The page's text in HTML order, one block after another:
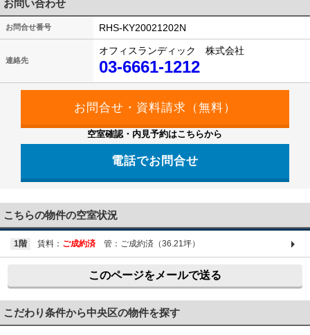
お問い合わせ
お問合せ番号 RHS-KY20021202N
連絡先
オフィスランディック 株式会社
03-6661-1212
空室確認・内見予約はこちらから
電話でお問合せ
こちらの物件の空室状況
1階 賃料： ご成約済 管：ご成約済（36.21坪）
このページをメールで送る
こだわり条件から中央区の物件を探す